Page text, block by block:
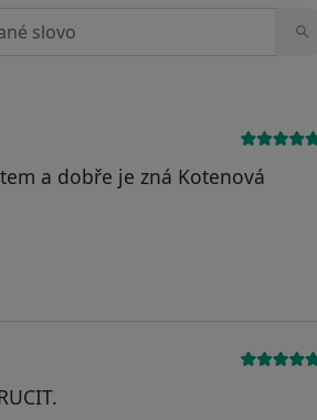
a dobře je zná Kotenová